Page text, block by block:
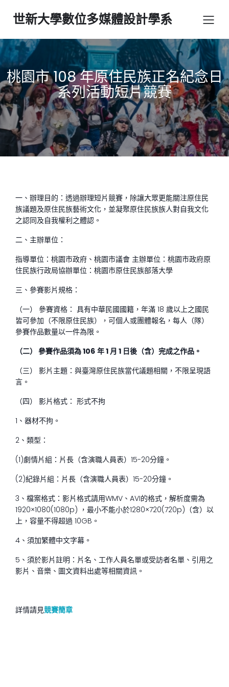
世新大學數位多媒體設計學系
桃園市 108 年原住民族正名紀念日
系列活動短片競賽
一、辦理目的：透過辦理短片競賽，除讓大眾更能關注原住民
族議題及原住民族藝術文化，並凝聚原住民族族人對自我文化
之認同及自我權利之體認。
二、主辦單位：
指導單位：桃園市政府、桃園市議會 主辦單位：桃園市政府原
住民族行政局協辦單位：桃園市原住民族部落大學
三、參賽影片規格：
（一） 參賽資格： 具有中華民國國籍，年滿 18 歲以上之國民
皆可參加（不限原住民族），可個人或團體報名，每人（隊）
參賽作品數量以一件為限。
（二） 參賽作品須為106 年1月 1 日後（含）完成之作品。
（三） 影片主題：與臺灣原住民族當代議題相關，不限呈現語
言。
（四） 影片格式： 形式不拘
1、器材不拘。
2、類型：
(1)劇情片組：片長（含演職人員表）15-20分鐘。
(2)紀錄片組：片長（含演職人員表）15-20分鐘。
3、檔案格式：影片格式請用WMV、AVI的格式，解析度需為
1920×1080(1080p) ，最小不能小於1280×720(720p)（含）以
上，容量不得超過 10GB。
4、須加繁體中文字幕。
5、須於影片註明：片名、工作人員名單或受訪者名單、引用之
影片、音樂、圖文資料出處等相關資訊。
詳情請見競賽簡章